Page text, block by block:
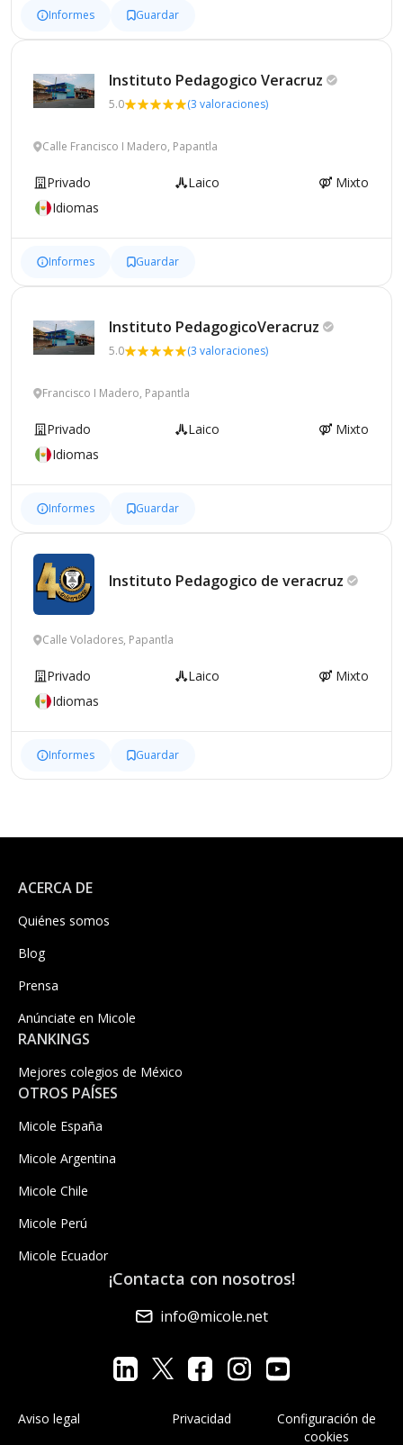
Informes Guardar
Instituto Pedagogico Veracruz
5.0 (3 valoraciones)
Calle Francisco I Madero, Papantla
Privado Laico
Mixto
Idiomas
Informes Guardar
Instituto PedagogicoVeracruz
5.0 (3 valoraciones)
Francisco I Madero, Papantla
Privado Laico
Mixto
Idiomas
Informes Guardar
Instituto Pedagogico de veracruz
Calle Voladores, Papantla
Privado Laico
Mixto
Idiomas
Informes Guardar
ACERCA DE
Quiénes somos
Blog
Prensa
Anúnciate en Micole
RANKINGS
Mejores colegios de México
OTROS PAÍSES
Micole España
Micole Argentina
Micole Chile
Micole Perú
Micole Ecuador
¡Contacta con nosotros!
info@micole.net
Aviso legal Privacidad
Configuración de
cookies